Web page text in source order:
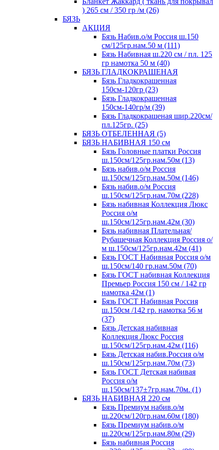
) 265 см / 350 гр /м (26)
БЯЗЬ
АКЦИЯ
Бязь Набив.о/м Россия ш.150
см/125гр.нам.50 м (111)
Бязь Набивная ш.220 см / пл. 125
гр намотка 50 м (40)
БЯЗЬ ГЛАДКОКРАШЕНАЯ
Бязь Гладкокрашенная
150см-120гр (23)
Бязь Гладкокрашенная
150см-140гр/м (39)
Бязь Гладкокрашеная шир.220см/
пл.125гр. (25)
БЯЗЬ ОТБЕЛЕННАЯ (5)
БЯЗЬ НАБИВНАЯ 150 см
Бязь Головные платки Россия
ш.150см/125гр.нам.50м (13)
Бязь набив.о/м Россия
ш.150см/125гр.нам.50м (146)
Бязь набив.о/м Россия
ш.150см/125гр.нам.70м (228)
Бязь набивная Коллекция Люкс
Россия о/м
ш.150см/125гр.нам.42м (30)
Бязь набивная Плательная/
Рубашечная Коллекция Россия о/
м ш.150см/125гр.нам.42м (41)
Бязь ГОСТ Набивная Россия о/м
ш.150см/140 гр.нам.50м (70)
Бязь ГОСТ набивная Коллекция
Премьер Россия 150 см / 142 гр
намотка 42м (1)
Бязь ГОСТ Набивная Россия
ш.150см /142 гр. намотка 56 м
(37)
Бязь Детская набивная
Коллекция Люкс Россия
ш.150см/125гр.нам.42м (116)
Бязь Детская набив.Россия о/м
ш.150см/125гр.нам.70м (73)
Бязь ГОСТ Детская набивая
Россия о/м
ш.150см/137±7гр.нам.70м. (1)
БЯЗЬ НАБИВНАЯ 220 см
Бязь Премиум набив.о/м
ш.220см/120гр.нам.60м (180)
Бязь Премиум набив.о/м
ш.220см/125гр.нам.80м (29)
Бязь набивная Россия